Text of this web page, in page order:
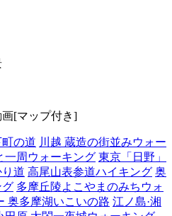
[マップ付き]
の道 川越 蔵造の街並みウォー
一周ウォーキング 東京「日野」
道 高尾山表参道ハイキング 奥
グ 多摩丘陵よこやまのみちウォ
奥多摩湖いこいの路 江ノ島·湘